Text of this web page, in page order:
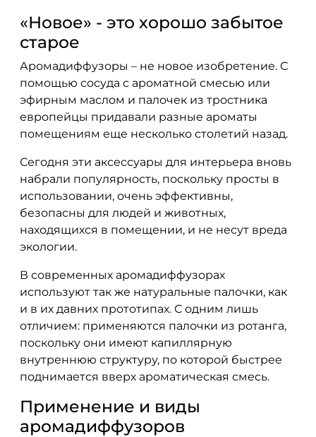
«Новое» - это хорошо забытое
старое
Аромадиффузоры – не новое изобретение. С
помощью сосуда с ароматной смесью или
эфирным маслом и палочек из тростника
европейцы придавали разные ароматы
помещениям еще несколько столетий назад.
Сегодня эти аксессуары для интерьера вновь
набрали популярность, поскольку просты в
использовании, очень эффективны,
безопасны для людей и животных,
находящихся в помещении, и не несут вреда
экологии.
В современных аромадиффузорах
используют так же натуральные палочки, как
и в их давних прототипах. С одним лишь
отличием: применяются палочки из ротанга,
поскольку они имеют капиллярную
внутреннюю структуру, по которой быстрее
поднимается вверх ароматическая смесь.
Применение и виды
аромадиффузоров